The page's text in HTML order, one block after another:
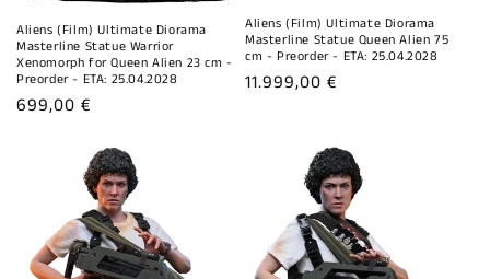
Aliens (Film) Ultimate Diorama
Masterline Statue Warrior
Xenomorph for Queen Alien 23 cm -
Preorder - ETA: 25.04.2028
Normaler
699,00 €
Aliens (Film) Ultimate Diorama
Masterline Statue Queen Alien 75
cm - Preorder - ETA: 25.04.2028
Normaler
11.999,00 €